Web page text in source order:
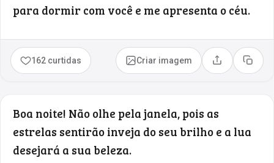
para dormir com você e me apresenta o céu.
162 curtidas Criar imagem Compartilhar
Copiar
Boa noite! Não olhe pela janela, pois as
estrelas sentirão inveja do seu brilho e a lua
desejará a sua beleza.